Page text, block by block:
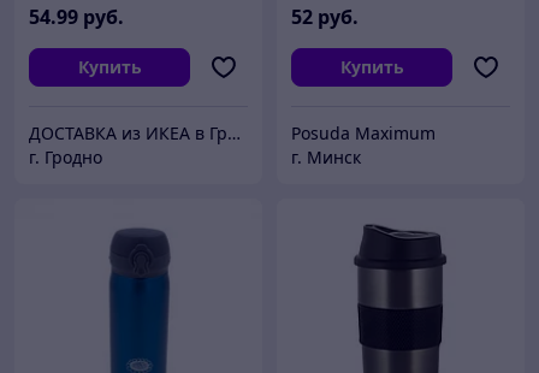
54.99 руб.
Купить
ДОСТАВКА из ИКЕА в Гродно
г. Гродно
52 руб.
Купить
Posuda Maximum
г. Минск